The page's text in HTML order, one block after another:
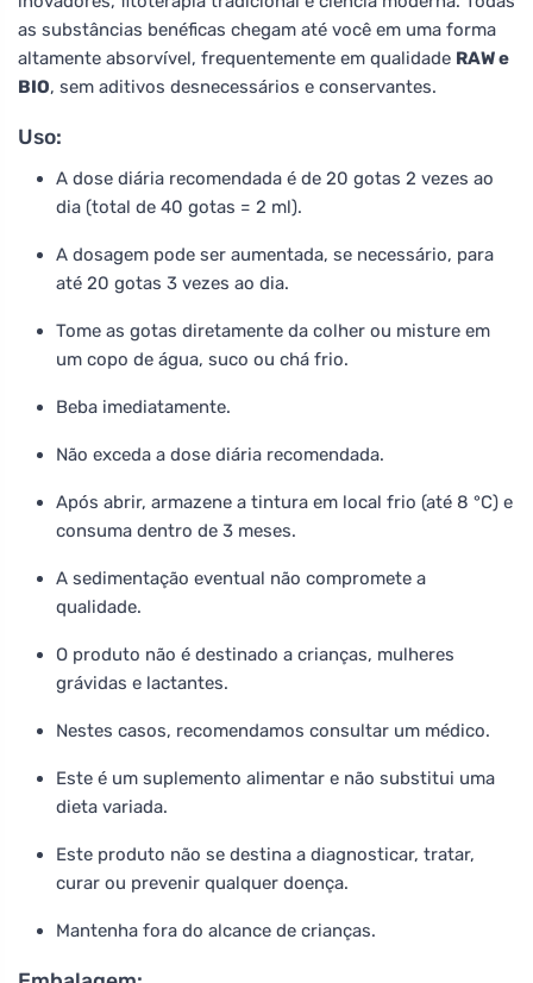
as substâncias benéficas chegam até você em uma forma
altamente absorvível, frequentemente em qualidade RAW e
BIO, sem aditivos desnecessários e conservantes.
Uso:
A dose diária recomendada é de 20 gotas 2 vezes ao
dia (total de 40 gotas = 2 ml).
A dosagem pode ser aumentada, se necessário, para
até 20 gotas 3 vezes ao dia.
Tome as gotas diretamente da colher ou misture em
um copo de água, suco ou chá frio.
Beba imediatamente.
Não exceda a dose diária recomendada.
Após abrir, armazene a tintura em local frio (até 8 °C) e
consuma dentro de 3 meses.
A sedimentação eventual não compromete a
qualidade.
O produto não é destinado a crianças, mulheres
grávidas e lactantes.
Nestes casos, recomendamos consultar um médico.
Este é um suplemento alimentar e não substitui uma
dieta variada.
Este produto não se destina a diagnosticar, tratar,
curar ou prevenir qualquer doença.
Mantenha fora do alcance de crianças.